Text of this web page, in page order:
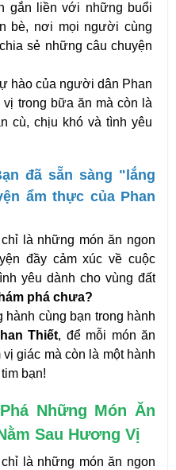
gắn liền với những buổi
bè, nơi mọi người cùng
sẻ những câu chuyện
hào của người dân Phan
trong bữa ăn mà còn là
cù, chịu khó và tình yêu
đã sẵn sàng "lắng
ẩm thực của Phan
là những món ăn ngon
đầy cảm xúc về cuộc
yêu dành cho vùng đất
phá chưa?
hành cùng bạn trong hành
Thiết, để mỗi món ăn
giác mà còn là một hành
bạn!
Những Món Ăn
Sau Hương Vị
là những món ăn ngon